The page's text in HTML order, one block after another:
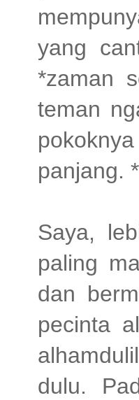
yang
*zaman
teman
panjang.
Saya,
paling
dan
pecinta
dulu.